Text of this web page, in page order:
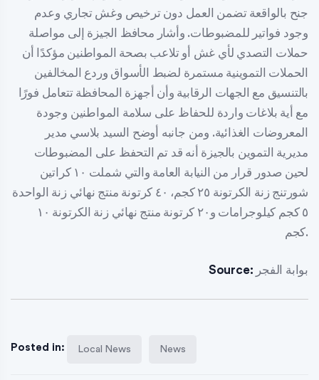
جنح بالواقعة تضمن العمل دون ترخيص وغش تجاري وعدم
وجود فواتير للمضبوطات. وأشار محافظ الجيزة إلى مواصلة
حملات التصدي لأي غش أو تلاعب بصحة المواطنين مؤكدًا أن
الحملات التموينية مستمرة لضبط الأسواق وردع المخالفين
بالتنسيق مع الجهات الرقابية وأن أجهزة المحافظة تتعامل فورًا
مع أية بلاغات واردة للحفاظ على سلامة المواطنين وجودة
المعروضات الغذائية. ومن جانبه أوضح السيد بلاسي مدير
مديرية التموين بالجيزة أنه قد تم التحفظ على المضبوطات
لحين صدور قرار من النيابة العامة والتي شملت ١٠ كراتين
شورتنج زنة الكرتونة ٢٥ كجم، ٤٠ كرتونة منتج نهائي زنة الواحدة
٥ كجم كيلوجرامات و٢٠ كرتونة منتج نهائي زنة الكرتونة ١٠
كجم.
Source: بوابة الفجر
Posted in: Local News News